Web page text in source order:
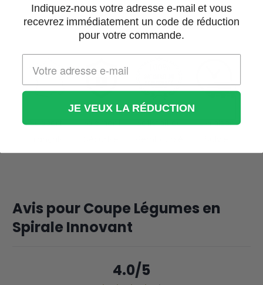
Support
Paiement
Satisfait ou
Livraison
Indiquez-nous votre adresse e-mail et vous
recevrez immédiatement un code de réduction
pour votre commande.
JE VEUX LA RÉDUCTION